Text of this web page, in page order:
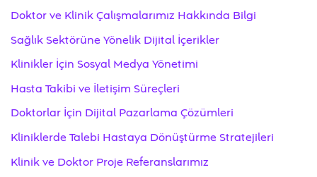
Doktor ve Klinik Çalışmalarımız Hakkında Bilgi
Sağlık Sektörüne Yönelik Dijital İçerikler
Klinikler İçin Sosyal Medya Yönetimi
Hasta Takibi ve İletişim Süreçleri
Doktorlar İçin Dijital Pazarlama Çözümleri
Kliniklerde Talebi Hastaya Dönüştürme Stratejileri
Klinik ve Doktor Proje Referanslarımız